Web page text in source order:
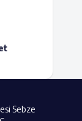
Sebze